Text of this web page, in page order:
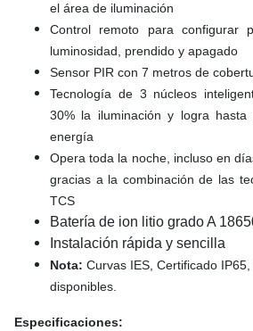
el área de iluminación
Control remoto para configurar
luminosidad, prendido y apagado
Sensor PIR con 7 metros de
Tecnología de 3 núcleos
30% la iluminación y logra
energía
Opera toda la noche, incluso en
gracias a la combinación de las
TCS
Batería de ion litio grado A
Instalación rápida y sencilla
Nota: Curvas IES, Certificado
disponibles.
Especificaciones: